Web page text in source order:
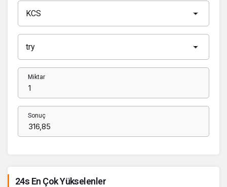
Miktar
Sonuç
24s En Çok Yükselenler